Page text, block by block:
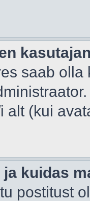
saab
i alt (kui
kuidas
postitust